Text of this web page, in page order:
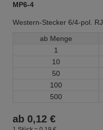
MP6-4
Western-Stecker 6/4-pol.
ab Menge
1
10
50
100
500
ab 0,12 €